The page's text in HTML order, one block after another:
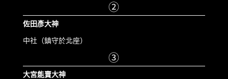
②
佐田彥大神
中社（鎮守於北座）
③
大宮能賣大神